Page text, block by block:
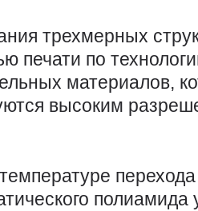
трехмерных
печати по
материалов,
высоким